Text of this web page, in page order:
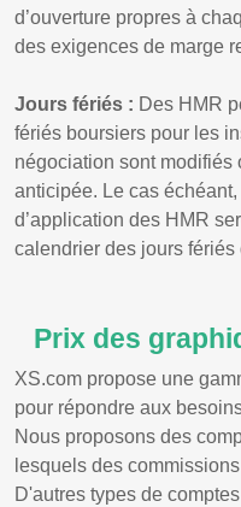
d’ouverture propres à
des exigences de marge
Jours fériés : Des HMR
fériés boursiers pour les
négociation sont modifiés
anticipée. Le cas
d’application des HMR
calendrier des jours
Prix des
XS.com propose une
pour répondre aux
Nous proposons des
lesquels des
D'autres types de